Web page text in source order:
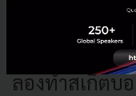
น้อยๆ ในทา
ปลายทางคุณ
ลองทำสเก็ตบ